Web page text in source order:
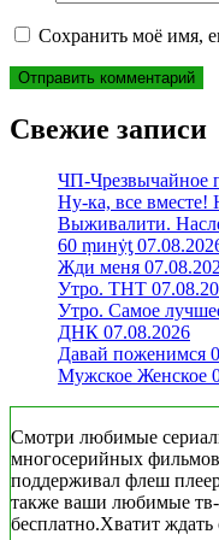
Сохранить моё имя,
Свежие записи
ЧП-Чрезвычайное
Ну-ка, все вместе!
Выживалити.
60 ṃинẏƫ
Жди меня
Утро. ТНТ
Утро. Самое
ДНК 07.08.2026
Давай поженимся
Мужское Женское
Смотри любимые
многосерийных
поддерживал флеш
также ваши любимые тв-
бесплатно.Хватит ждать